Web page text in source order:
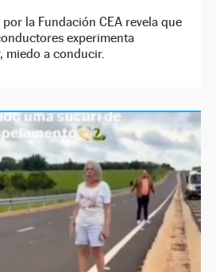
la Fundación CEA revela que
experimenta
miedo a conducir.